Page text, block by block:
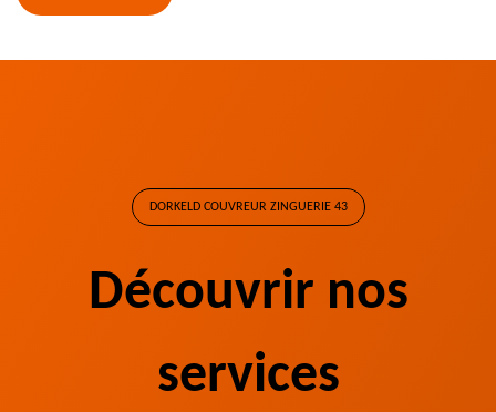
DORKELD COUVREUR ZINGUERIE 43
Découvrir nos
services